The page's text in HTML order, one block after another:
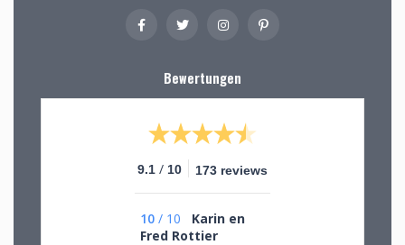
Bewertungen
9.1 / 10 173 reviews
10 / 10
Karin en
Fred Rottier